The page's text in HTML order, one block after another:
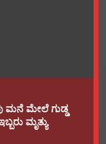
ಮನೆ ಮೇಲೆ ಗುಡ್ಡ
ಮೃತ್ಯು